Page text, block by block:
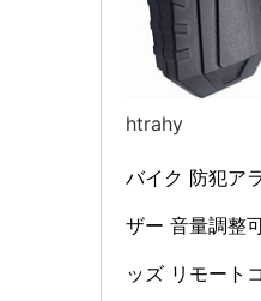
htrahy
バイク 防犯ア
ザー 音量調整
ッズ リモート